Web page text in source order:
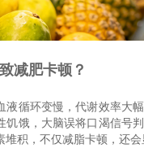
减肥卡顿？
循环变慢，代谢效率大
饥饿，大脑误将口渴信号
积，不仅减脂卡顿，还会